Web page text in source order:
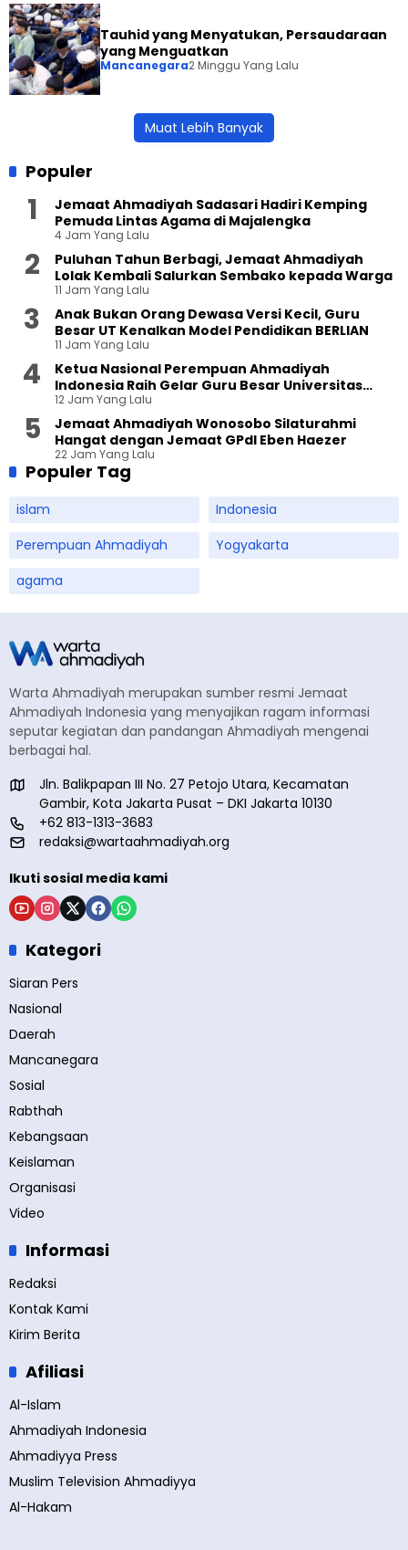
Tauhid yang Menyatukan, Persaudaraan
yang Menguatkan
Mancanegara2 Minggu Yang Lalu
Muat Lebih Banyak
Populer
Jemaat Ahmadiyah Sadasari Hadiri Kemping
Pemuda Lintas Agama di Majalengka
4 Jam Yang Lalu
Puluhan Tahun Berbagi, Jemaat Ahmadiyah
Lolak Kembali Salurkan Sembako kepada Warga
11 Jam Yang Lalu
Anak Bukan Orang Dewasa Versi Kecil, Guru
Besar UT Kenalkan Model Pendidikan BERLIAN
11 Jam Yang Lalu
Ketua Nasional Perempuan Ahmadiyah
Indonesia Raih Gelar Guru Besar Universitas
Terbuka
12 Jam Yang Lalu
Jemaat Ahmadiyah Wonosobo Silaturahmi
Hangat dengan Jemaat GPdI Eben Haezer
22 Jam Yang Lalu
Populer Tag
islam
Indonesia
Perempuan Ahmadiyah
Yogyakarta
agama
Warta Ahmadiyah merupakan sumber resmi Jemaat
Ahmadiyah Indonesia yang menyajikan ragam informasi
seputar kegiatan dan pandangan Ahmadiyah mengenai
berbagai hal.
Jln. Balikpapan III No. 27 Petojo Utara, Kecamatan
Gambir, Kota Jakarta Pusat – DKI Jakarta 10130
+62 813-1313-3683
redaksi@wartaahmadiyah.org
Ikuti sosial media kami
Kategori
Siaran Pers
Nasional
Daerah
Mancanegara
Sosial
Rabthah
Kebangsaan
Keislaman
Organisasi
Video
Informasi
Redaksi
Kontak Kami
Kirim Berita
Afiliasi
Al-Islam
Ahmadiyah Indonesia
Ahmadiyya Press
Muslim Television Ahmadiyya
Al-Hakam